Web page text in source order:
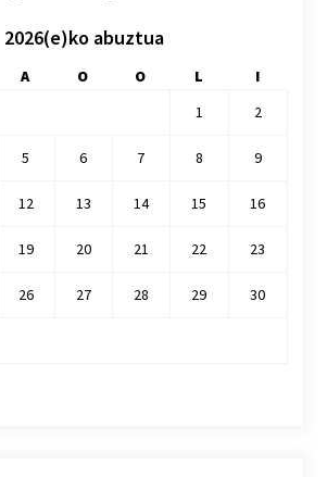
2026(e)ko abuztua
A O O L
I
1
2
5 6 7 8 9
12 13 14 15 16
19 20 21 22 23
26 27 28 29 30